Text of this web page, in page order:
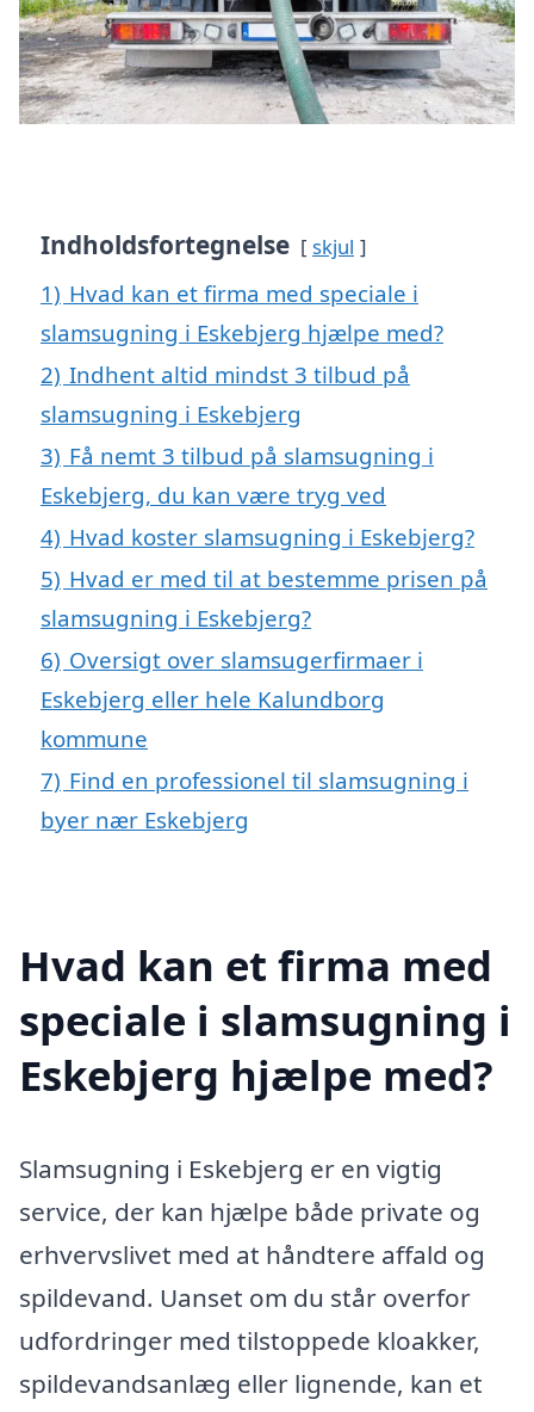
Indholdsfortegnelse skjul
1) Hvad kan et firma med speciale i
slamsugning i Eskebjerg hjælpe med?
2) Indhent altid mindst 3 tilbud på
slamsugning i Eskebjerg
3) Få nemt 3 tilbud på slamsugning i
Eskebjerg, du kan være tryg ved
4) Hvad koster slamsugning i Eskebjerg?
5) Hvad er med til at bestemme prisen på
slamsugning i Eskebjerg?
6) Oversigt over slamsugerfirmaer i
Eskebjerg eller hele Kalundborg
kommune
7) Find en professionel til slamsugning i
byer nær Eskebjerg
Hvad kan et firma med
speciale i slamsugning i
Eskebjerg hjælpe med?
Slamsugning i Eskebjerg er en vigtig
service, der kan hjælpe både private og
erhvervslivet med at håndtere affald og
spildevand. Uanset om du står overfor
udfordringer med tilstoppede kloakker,
spildevandsanlæg eller lignende, kan et